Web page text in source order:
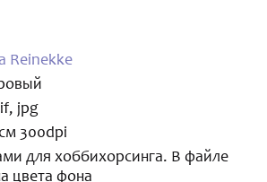
Reinekke
jpg
300dpi
для хоббихорсинга. В файле
цвета фона